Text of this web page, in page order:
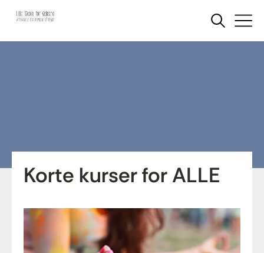
Korte kurser for ALLE